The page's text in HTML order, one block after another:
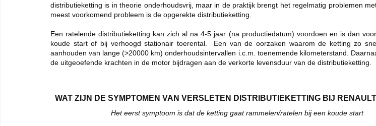
distributieketting is in theorie onderhoudsvrij, maar in de praktijk brengt het regelmatig problemen
meest voorkomend probleem is de opgerekte distributieketting.
Een ratelende distributieketting kan zich al na 4-5 jaar (na productiedatum) voordoen en is dan
koude start of bij verhoogd stationair toerental.  Een van de oorzaken waarom de ketting zo
aanhouden van lange (>20000 km) onderhoudsintervallen i.c.m. toenemende kilometerstand.
de uitgeoefende krachten in de motor bijdragen aan de verkorte levensduur van de distributieketting.
WAT ZIJN DE SYMPTOMEN VAN VERSLETEN DISTRIBUTIEKETTING BIJ
Het eerst symptoom is dat de ketting gaat rammelen/ratelen bij een koude start